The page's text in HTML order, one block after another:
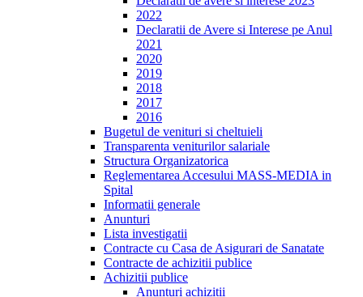
2022
Declaratii de Avere si Interese pe Anul
2021
2020
2019
2018
2017
2016
Bugetul de venituri si cheltuieli
Transparenta veniturilor salariale
Structura Organizatorica
Reglementarea Accesului MASS-MEDIA in
Spital
Informatii generale
Anunturi
Lista investigatii
Contracte cu Casa de Asigurari de Sanatate
Contracte de achizitii publice
Achizitii publice
Anunțuri achiziții